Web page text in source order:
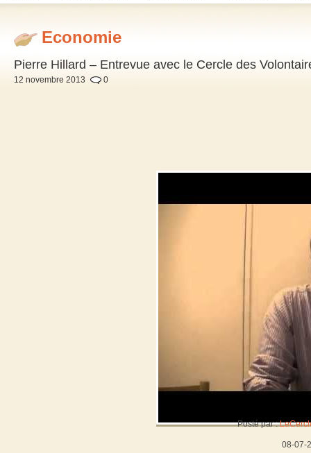
Economie
Pierre Hillard – Entrevue avec le Cercle des
12 novembre 2013 0
Posté par :
08-07-